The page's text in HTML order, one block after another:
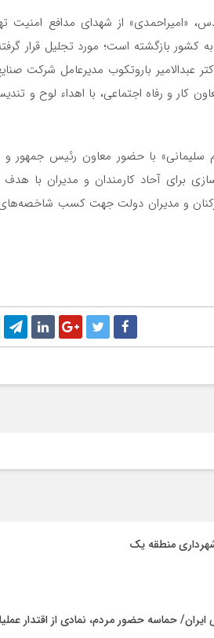
«امیراحمدی» از شهدای مدافع امنیت
بازگشته است؛ مورد تجلیل قرار
عبدالامیر باروتکوب مدیرعامل شرکت
کار و رفاه اجتماعی، با اهداء لوح و
سلیمانی» با حضور معاون رئیس جمهور
برای آحاد کارمندان و مدیران با هدف
و مدیران دولت جهت کسب
منطقه یک
حماسه حضور مردم، نمادی از اقتدار